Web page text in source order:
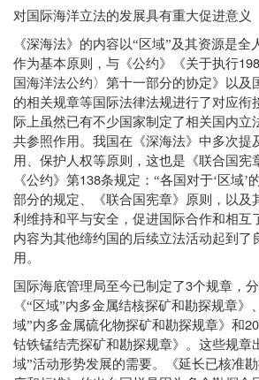
对国际海洋立法的发展具有重大促进意义
《深海法》的内容以“区域”及其资源是
作为基本原则，与《公约》《关于执行
国海洋法公约〉第十一部分的协定》以及
的相关规章等国际法律法规进行了对应衔
际上虽然已有不少国家制定了相关国内立
共参照作用。我国在《深海法》中多次提
用、保护人权等原则，这也是《联合国宪
《公约》第138条规定：“各国对于‘区域’
部分的规定、《联合国宪章》原则，以及
利维持和平与安全，促进国际合作和相互
内容为其他缔约国的后续立法活动起到了
用。
国际海底管理局至今已制定了3个规章，
《“区域”内多金属结核探矿和勘探规章》、
域”内多金属硫化物探矿和勘探规章》和
钴铁锰结壳探矿和勘探规章》。这些规章
域”活动形势发展的需要。《延长已核准